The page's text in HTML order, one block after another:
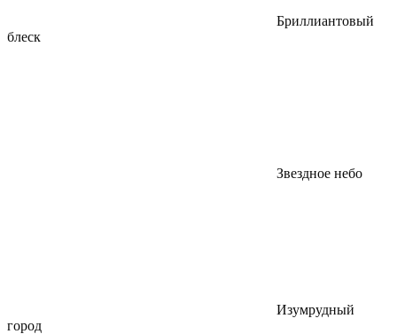
Бриллиантовый
блеск
Звездное небо
Изумрудный
город